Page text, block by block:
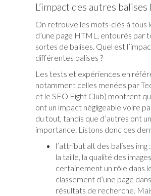
L’impact des autres balises
On retrouve les mots-clés à tous
d’une page HTML, entourés par
sortes de balises. Quel est
différentes balises ?
Les tests et expériences en
notamment celles menées par
et le SEO Fight Club) montrent
ont un impact négligeable voire
du tout, tandis que d’autres ont
importance. Listons donc ces
l’attribut alt des balises img
la taille, la qualité des
certainement un rôle dans
classement d’une page
résultats de recherche.